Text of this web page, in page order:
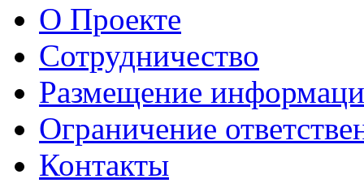
О Проекте
Сотрудничество
Размещение
Ограничение
Контакты